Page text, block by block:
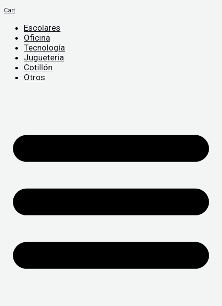
Cart
Escolares
Oficina
Tecnología
Jugueteria
Cotillón
Otros